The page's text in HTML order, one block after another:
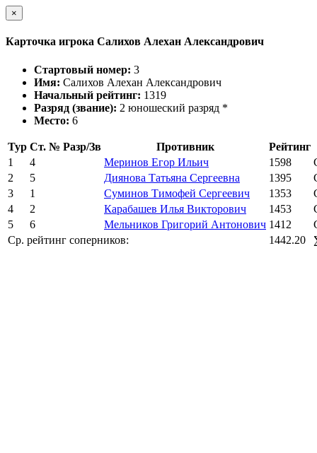
×
Карточка игрока Салихов Алехан Александрович
Стартовый номер: 3
Имя: Салихов Алехан Александрович
Начальный рейтинг: 1319
Разряд (звание): 2 юношеский разряд *
Место: 6
Тур Ст. № Разр/Зв Противник
Рейтинг
1
4 Меринов Егор Ильич 1598
2
5 Диянова Татьяна Сергеевна 1395
3
1 Суминов Тимофей Сергеевич 1353
4
2 Карабашев Илья Викторович 1453
5
6 Мельников Григорий Антонович 1412
Ср. рейтинг соперников:
1442.20